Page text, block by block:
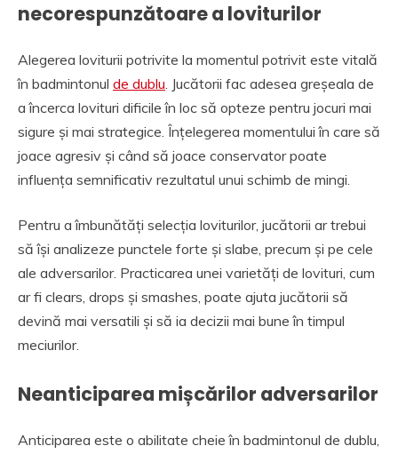
necorespunzătoare a loviturilor
Alegerea loviturii potrivite la momentul potrivit este vitală
în badmintonul de dublu. Jucătorii fac adesea greșeala de
a încerca lovituri dificile în loc să opteze pentru jocuri mai
sigure și mai strategice. Înțelegerea momentului în care să
joace agresiv și când să joace conservator poate
influența semnificativ rezultatul unui schimb de mingi.
Pentru a îmbunătăți selecția loviturilor, jucătorii ar trebui
să își analizeze punctele forte și slabe, precum și pe cele
ale adversarilor. Practicarea unei varietăți de lovituri, cum
ar fi clears, drops și smashes, poate ajuta jucătorii să
devină mai versatili și să ia decizii mai bune în timpul
meciurilor.
Neanticiparea mișcărilor adversarilor
Anticiparea este o abilitate cheie în badmintonul de dublu,